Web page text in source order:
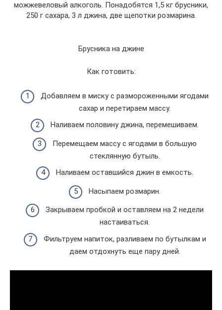
можжевеловый алкоголь. Понадобятся 1,5 кг брусники,
250 г сахара, 3 л джина, две щепотки розмарина.
Брусника на джине
Как готовить:
Добавляем в миску с размороженными ягодами
сахар и перетираем массу.
Наливаем половину джина, перемешиваем.
Перемещаем массу с ягодами в большую
стеклянную бутыль.
Наливаем оставшийся джин в емкость.
Насыпаем розмарин.
Закрываем пробкой и оставляем на 2 недели
настаиваться.
Фильтруем напиток, разливаем по бутылкам и
даем отдохнуть еще пару дней.